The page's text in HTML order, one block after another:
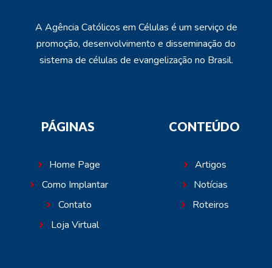
A Agência Católicos em Células é um serviço de
promoção, desenvolvimento e disseminação do
sistema de células de evangelização no Brasil.
PÁGINAS
Home Page
Como Implantar
Contato
Loja Virtual
CONTEÚDO
Artigos
Notícias
Roteiros